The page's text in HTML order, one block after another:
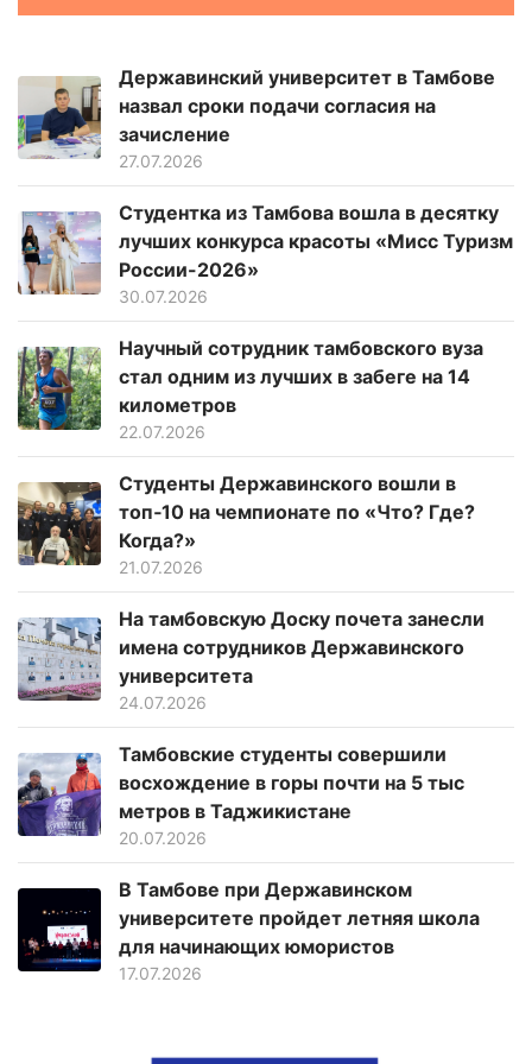
Державинский университет в Тамбове
назвал сроки подачи согласия на
зачисление
27.07.2026
Студентка из Тамбова вошла в десятку
лучших конкурса красоты «Мисс Туризм
России-2026»
30.07.2026
Научный сотрудник тамбовского вуза
стал одним из лучших в забеге на 14
километров
22.07.2026
Студенты Державинского вошли в
топ‑10 на чемпионате по «Что? Где?
Когда?»
21.07.2026
На тамбовскую Доску почета занесли
имена сотрудников Державинского
университета
24.07.2026
Тамбовские студенты совершили
восхождение в горы почти на 5 тыс
метров в Таджикистане
20.07.2026
В Тамбове при Державинском
университете пройдет летняя школа
для начинающих юмористов
17.07.2026